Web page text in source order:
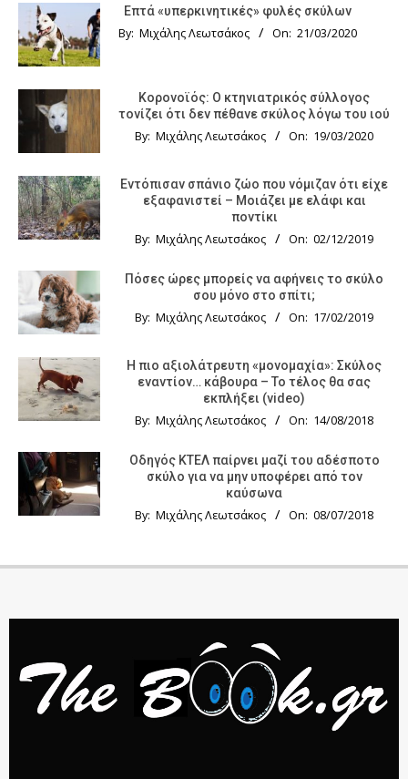
Επτά «υπερκινητικές» φυλές σκύλων
By: Μιχάλης Λεωτσάκος On: 21/03/2020
Κορονοϊός: Ο κτηνιατρικός σύλλογος
τονίζει ότι δεν πέθανε σκύλος λόγω του ιού
By: Μιχάλης Λεωτσάκος On: 19/03/2020
Εντόπισαν σπάνιο ζώο που νόμιζαν ότι είχε
εξαφανιστεί – Μοιάζει με ελάφι και
ποντίκι
By: Μιχάλης Λεωτσάκος On: 02/12/2019
Πόσες ώρες μπορείς να αφήνεις το σκύλο
σου μόνο στο σπίτι;
By: Μιχάλης Λεωτσάκος On: 17/02/2019
Η πιο αξιολάτρευτη «μονομαχία»: Σκύλος
εναντίον… κάβουρα – Το τέλος θα σας
εκπλήξει (video)
By: Μιχάλης Λεωτσάκος On: 14/08/2018
Οδηγός KTΕΛ παίρνει μαζί του αδέσποτο
σκύλο για να μην υποφέρει από τον
καύσωνα
By: Μιχάλης Λεωτσάκος On: 08/07/2018